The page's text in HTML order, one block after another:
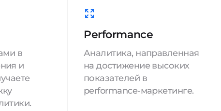
в
и
Performance
Аналитика, направленная
на достижение высоких
показателей в
performance-маркетинге.